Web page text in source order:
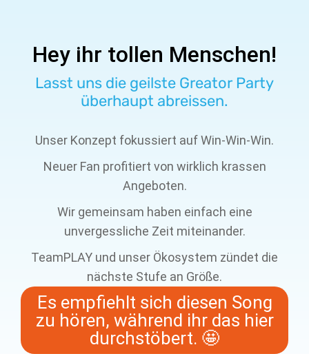
Hey ihr tollen Menschen!
Lasst uns die geilste Greator Party
überhaupt abreissen.
Unser Konzept fokussiert auf Win-Win-Win.
Neuer Fan profitiert von wirklich krassen
Angeboten.
Wir gemeinsam haben einfach eine
unvergessliche Zeit miteinander.
TeamPLAY und unser Ökosystem zündet die
nächste Stufe an Größe.
Es empfiehlt sich diesen Song
zu hören, während ihr das hier
durchstöbert. 🤩